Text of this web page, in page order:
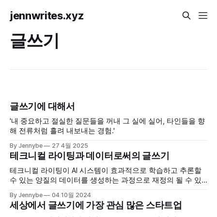
jennwrites.xyz
글쓰기
글쓰기에 대해서
'내 중요하고 절실한 질문들을 꺼내 그 실에 실어, 타인들을 향
해 전류처럼 흘려 내보내는 경험.'
By Jennybe 27 4월 2025
테크니컬 라이팅과 데이터로써의 글쓰기
테크니컬 라이팅이 AI 시스템이 효과적으로 학습하고 추론할
수 있는 양질의 데이터를 생성하는 과정으로 재정의 될 수 있
By Jennybe 04 10월 2024
세상에서 글쓰기에 가장 관심 많은 스타트업